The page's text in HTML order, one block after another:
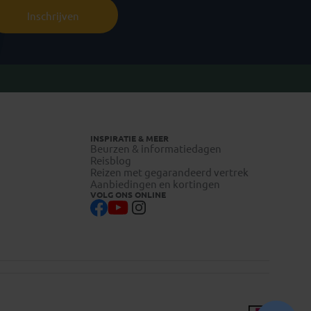
Inschrijven
INSPIRATIE & MEER
Beurzen & informatiedagen
Reisblog
Reizen met gegarandeerd vertrek
Aanbiedingen en kortingen
VOLG ONS ONLINE